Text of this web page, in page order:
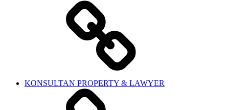
KONSULTAN PROPERTY & LAWYER